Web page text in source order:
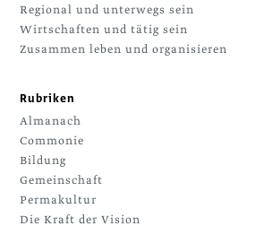
Regional und unterwegs sein
Wirtschaften und tätig sein
Zusammen leben und organisieren
Rubriken
Almanach
Commonie
Bildung
Gemeinschaft
Permakultur
Die Kraft der Vision